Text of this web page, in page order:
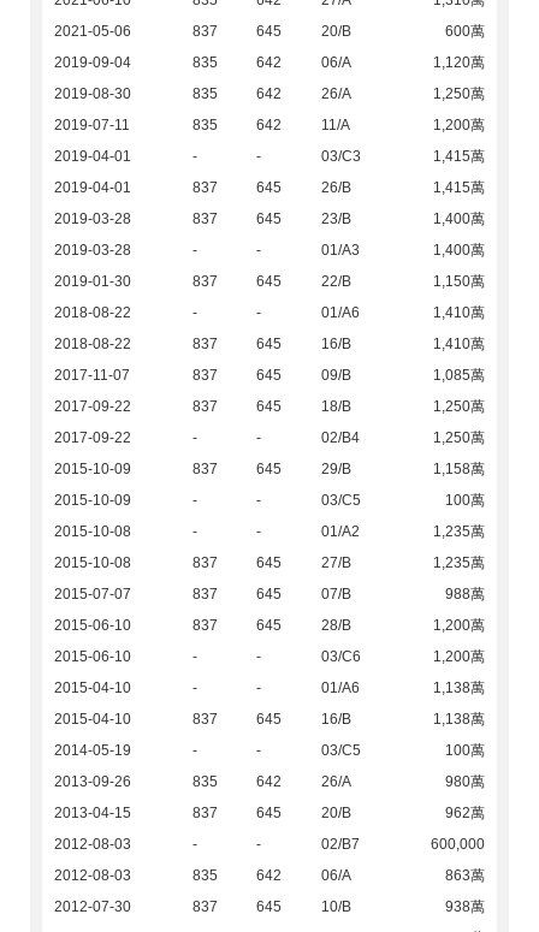
2021-05-06
837 645 20/B
600萬
2019-09-04
835 642 06/A
1,120萬
2019-08-30
835 642 26/A
1,250萬
2019-07-11
835 642 11/A
1,200萬
2019-04-01
- - 03/C3
1,415萬
2019-04-01
837 645 26/B
1,415萬
2019-03-28
837 645 23/B
1,400萬
2019-03-28
- - 01/A3
1,400萬
2019-01-30
837 645 22/B
1,150萬
2018-08-22
- - 01/A6
1,410萬
2018-08-22
837 645 16/B
1,410萬
2017-11-07
837 645 09/B
1,085萬
2017-09-22
837 645 18/B
1,250萬
2017-09-22
- - 02/B4
1,250萬
2015-10-09
837 645 29/B
1,158萬
2015-10-09
- - 03/C5
100萬
2015-10-08
- - 01/A2
1,235萬
2015-10-08
837 645 27/B
1,235萬
2015-07-07
837 645 07/B
988萬
2015-06-10
837 645 28/B
1,200萬
2015-06-10
- - 03/C6
1,200萬
2015-04-10
- - 01/A6
1,138萬
2015-04-10
837 645 16/B
1,138萬
2014-05-19
- - 03/C5
100萬
2013-09-26
835 642 26/A
980萬
2013-04-15
837 645 20/B
962萬
2012-08-03
- - 02/B7
600,000
2012-08-03
835 642 06/A
863萬
2012-07-30
837 645 10/B
938萬